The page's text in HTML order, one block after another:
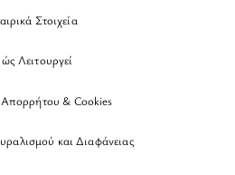
Στοιχεία
Λειτουργεί
Απορρήτου & Cookies
και Διαφάνειας